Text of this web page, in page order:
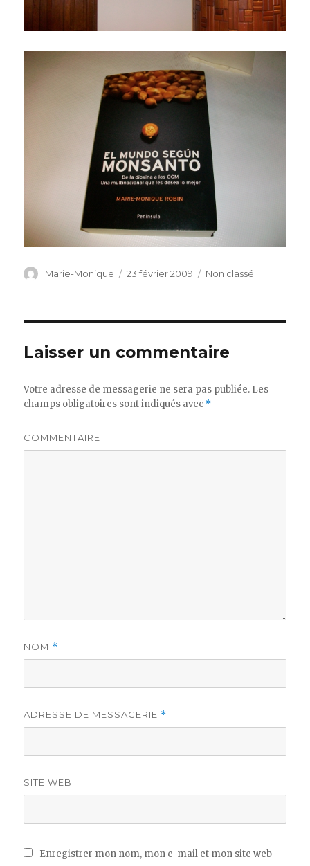
Auteur
Marie-Monique
Publié
23 février 2009 Catégories
Non classé
Laisser un commentaire
Votre adresse de messagerie ne sera pas publiée. Les
champs obligatoires sont indiqués avec *
COMMENTAIRE
NOM *
ADRESSE DE MESSAGERIE *
SITE WEB
Enregistrer mon nom, mon e-mail et mon site web